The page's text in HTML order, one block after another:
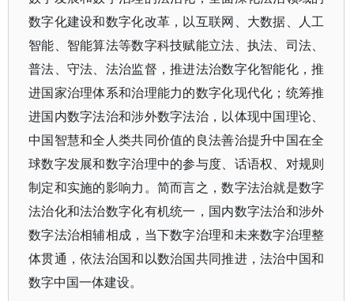
数字化建设和数字化改革，以互联网、大数据、人工
智能、智能算法等数字科技赋能立法、执法、司法、
普法、守法、法治监督，推进法治数字化智能化，推
进国家治理体系和治理能力的数字化现代化；统筹推
进国内数字法治和涉外数字法治，以体现中国理论、
中国智慧和全人类共同价值的良法善治提升中国在全
球数字发展和数字治理中的参与度、话语权、对规则
制定和实施的影响力。简而言之，数字法治就是数字
法治化和法治数字化有机统一，国内数字法治和涉外
数字法治相辅相成，当下数字治理和未来数字治理整
体贯通，依法治国和以数治国共同推进，法治中国和
数字中国一体建设。